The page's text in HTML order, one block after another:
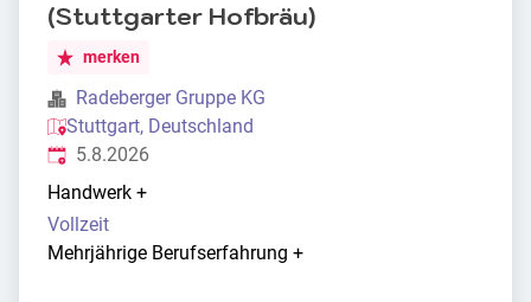
(Stuttgarter Hofbräu)
merken
Radeberger Gruppe KG
Stuttgart, Deutschland
Veröffentlicht
5.8.2026
Handwerk +
Vollzeit
Mehrjährige Berufserfahrung +